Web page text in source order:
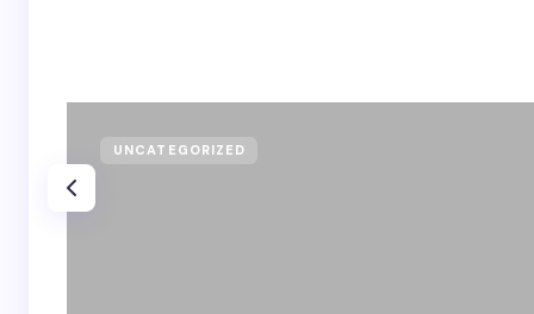
UNCATEGORIZED